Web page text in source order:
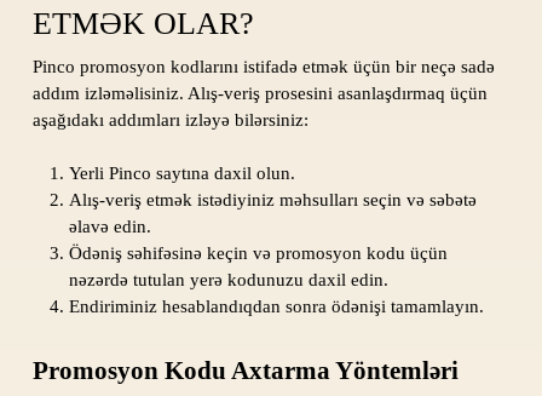
ETMƏK OLAR?
Pinco promosyon kodlarını istifadə etmək üçün bir neçə sadə
addım izləməlisiniz. Alış-veriş prosesini asanlaşdırmaq üçün
aşağıdakı addımları izləyə bilərsiniz:
Yerli Pinco saytına daxil olun.
Alış-veriş etmək istədiyiniz məhsulları seçin və səbətə
əlavə edin.
Ödəniş səhifəsinə keçin və promosyon kodu üçün
nəzərdə tutulan yerə kodunuzu daxil edin.
Endiriminiz hesablandıqdan sonra ödənişi tamamlayın.
Promosyon Kodu Axtarma Yöntemləri